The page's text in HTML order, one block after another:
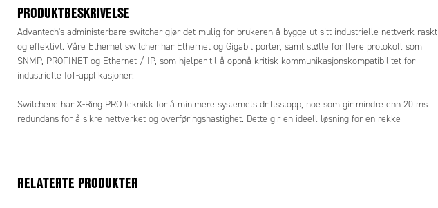
PRODUKTBESKRIVELSE
Advantech's administerbare switcher gjør det mulig for brukeren å bygge ut sitt industrielle nettverk raskt
og effektivt. Våre Ethernet switcher har Ethernet og Gigabit porter, samt støtte for flere protokoll som
SNMP, PROFINET og Ethernet / IP, som hjelper til å oppnå kritisk kommunikasjonskompatibilitet for
industrielle IoT-applikasjoner.
Switchene har X-Ring PRO teknikk for å minimere systemets driftsstopp, noe som gir mindre enn 20 ms
redundans for å sikre nettverket og overføringshastighet. Dette gir en ideell løsning for en rekke
RELATERTE PRODUKTER